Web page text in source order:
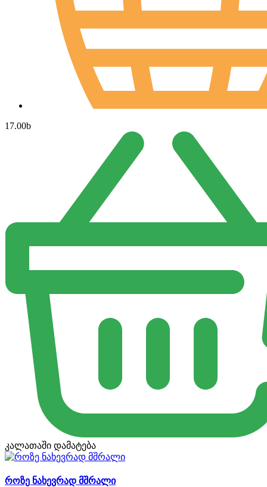
17.00b
კალათაში დამატება
როზე ნახევრად მშრალი